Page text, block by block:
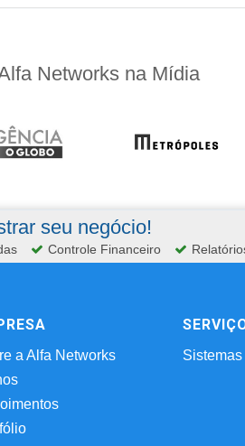
Networks na Mídia
seu negócio!
Controle Financeiro
a Alfa Networks
Sistemas